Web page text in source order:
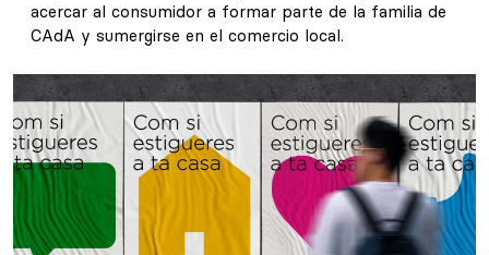
acercar al consumidor a formar parte de la familia de
CAdA y sumergirse en el comercio local.